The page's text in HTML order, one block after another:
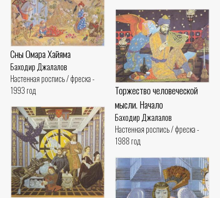
Сны Омара Хайяма
Баходир Джалалов
Настенная роспись / фреска -
1993 год
Торжество человеческой
мысли. Начало
Баходир Джалалов
Настенная роспись / фреска -
1988 год